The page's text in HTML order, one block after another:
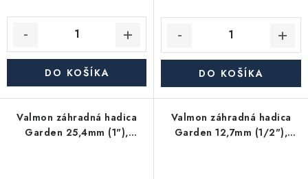
DO KOŠÍKA DO KOŠÍKA
Valmon záhradná hadica
Garden 25,4mm (1"),
Valmon záhradná hadica
Garden 12,7mm (1/2"),